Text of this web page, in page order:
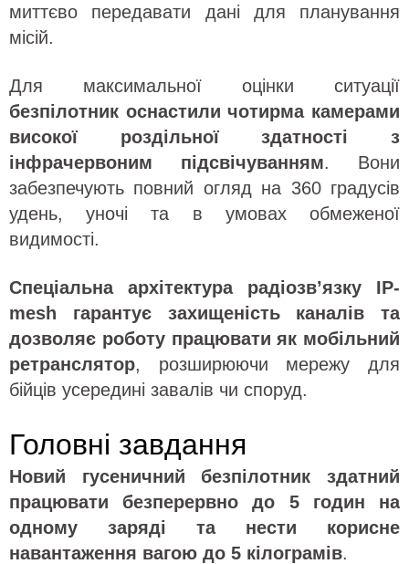
миттєво передавати дані для планування
місій.
Для максимальної оцінки ситуації
безпілотник оснастили чотирма камерами
високої роздільної здатності з
інфрачервоним підсвічуванням. Вони
забезпечують повний огляд на 360 градусів
удень, уночі та в умовах обмеженої
видимості.
Спеціальна архітектура радіозв’язку IP-
mesh гарантує захищеність каналів та
дозволяє роботу працювати як мобільний
ретранслятор, розширюючи мережу для
бійців усередині завалів чи споруд.
Головні завдання
Новий гусеничний безпілотник здатний
працювати безперервно до 5 годин на
одному заряді та нести корисне
навантаження вагою до 5 кілограмів.